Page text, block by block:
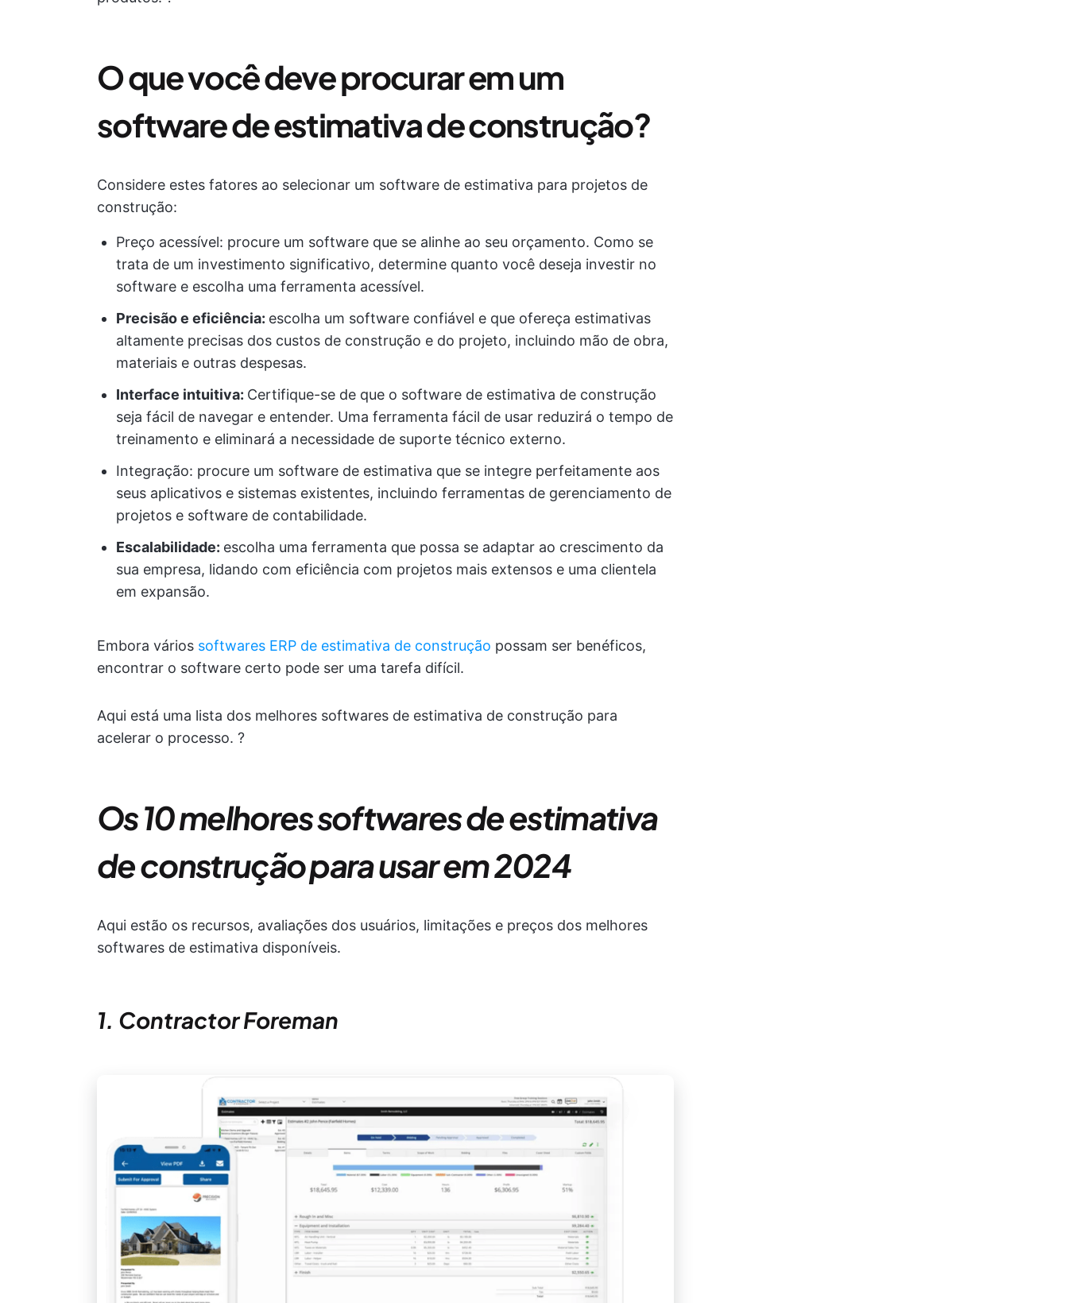
O que você deve procurar em um
software de estimativa de construção?
Considere estes fatores ao selecionar um software de estimativa para projetos de
construção:
Preço acessível: procure um software que se alinhe ao seu orçamento. Como se
trata de um investimento significativo, determine quanto você deseja investir no
software e escolha uma ferramenta acessível.
Precisão e eficiência: escolha um software confiável e que ofereça estimativas
altamente precisas dos custos de construção e do projeto, incluindo mão de obra,
materiais e outras despesas.
Interface intuitiva: Certifique-se de que o software de estimativa de construção
seja fácil de navegar e entender. Uma ferramenta fácil de usar reduzirá o tempo de
treinamento e eliminará a necessidade de suporte técnico externo.
Integração: procure um software de estimativa que se integre perfeitamente aos
seus aplicativos e sistemas existentes, incluindo ferramentas de gerenciamento de
projetos e software de contabilidade.
Escalabilidade: escolha uma ferramenta que possa se adaptar ao crescimento da
sua empresa, lidando com eficiência com projetos mais extensos e uma clientela
em expansão.
Embora vários softwares ERP de estimativa de construção possam ser benéficos,
encontrar o software certo pode ser uma tarefa difícil.
Aqui está uma lista dos melhores softwares de estimativa de construção para
acelerar o processo. ?
Os 10 melhores softwares de estimativa
de construção para usar em 2024
Aqui estão os recursos, avaliações dos usuários, limitações e preços dos melhores
softwares de estimativa disponíveis.
1. Contractor Foreman